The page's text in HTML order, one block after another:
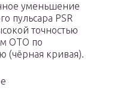
уменьшение
пульсара PSR
точностью
ОТО по
(чёрная кривая).